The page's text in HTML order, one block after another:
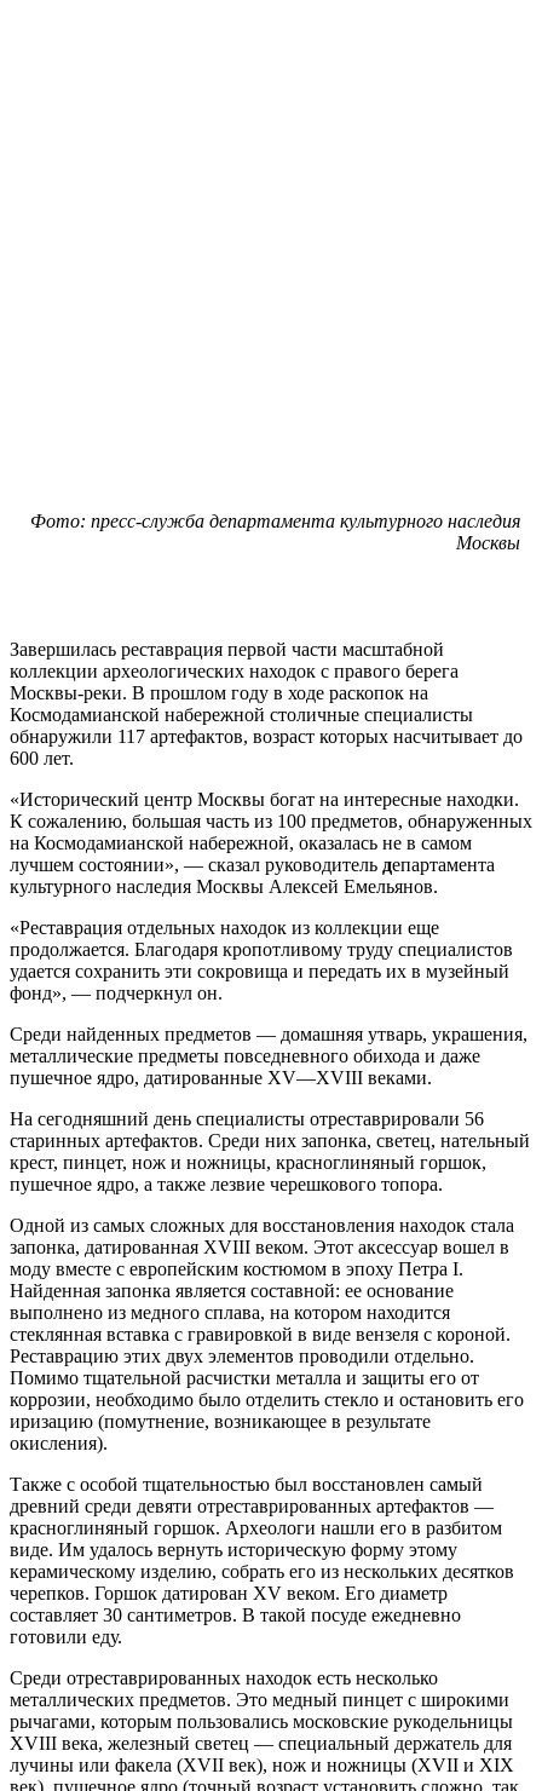
Фото: пресс-служба департамента культурного наследия
Москвы
Завершилась реставрация первой части масштабной
коллекции археологических находок с правого берега
Москвы-реки. В прошлом году в ходе раскопок на
Космодамианской набережной столичные специалисты
обнаружили 117 артефактов, возраст которых насчитывает до
600 лет.
«Исторический центр Москвы богат на интересные находки.
К сожалению, большая часть из 100 предметов, обнаруженных
на Космодамианской набережной, оказалась не в самом
лучшем состоянии», — сказал руководитель департамента
культурного наследия Москвы Алексей Емельянов.
«Реставрация отдельных находок из коллекции еще
продолжается. Благодаря кропотливому труду специалистов
удается сохранить эти сокровища и передать их в музейный
фонд», — подчеркнул он.
Среди найденных предметов — домашняя утварь, украшения,
металлические предметы повседневного обихода и даже
пушечное ядро, датированные XV—XVIII веками.
На сегодняшний день специалисты отреставрировали 56
старинных артефактов. Среди них запонка, светец, нательный
крест, пинцет, нож и ножницы, красноглиняный горшок,
пушечное ядро, а также лезвие черешкового топора.
Одной из самых сложных для восстановления находок стала
запонка, датированная XVIII веком. Этот аксессуар вошел в
моду вместе с европейским костюмом в эпоху Петра I.
Найденная запонка является составной: ее основание
выполнено из медного сплава, на котором находится
стеклянная вставка с гравировкой в виде вензеля с короной.
Реставрацию этих двух элементов проводили отдельно.
Помимо тщательной расчистки металла и защиты его от
коррозии, необходимо было отделить стекло и остановить его
иризацию (помутнение, возникающее в результате
окисления).
Также с особой тщательностью был восстановлен самый
древний среди девяти отреставрированных артефактов —
красноглиняный горшок. Археологи нашли его в разбитом
виде. Им удалось вернуть историческую форму этому
керамическому изделию, собрать его из нескольких десятков
черепков. Горшок датирован XV веком. Его диаметр
составляет 30 сантиметров. В такой посуде ежедневно
готовили еду.
Среди отреставрированных находок есть несколько
металлических предметов. Это медный пинцет с широкими
рычагами, которым пользовались московские рукодельницы
XVIII века, железный светец — специальный держатель для
лучины или факела (XVII век), нож и ножницы (XVII и XIX
век), пушечное ядро (точный возраст установить сложно, так